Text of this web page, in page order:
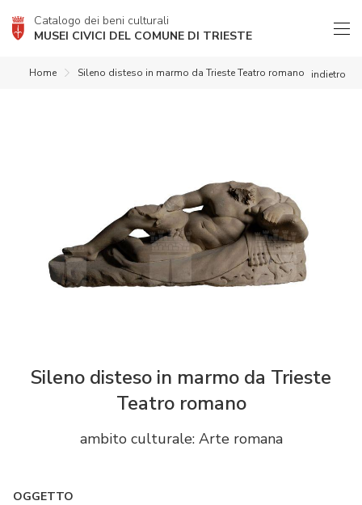
Catalogo dei beni culturali
MUSEI CIVICI DEL COMUNE DI TRIESTE
indietro
Home Sileno disteso in marmo da Trieste Teatro romano
Sileno disteso in marmo da Trieste
Teatro romano
ambito culturale: Arte romana
OGGETTO